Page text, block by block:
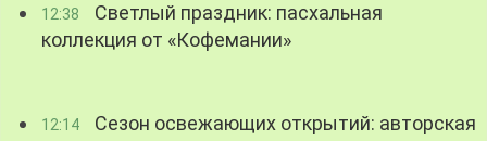
12:38
Светлый праздник: пасхальная
коллекция от «Кофемании»
12:14
Сезон освежающих открытий: авторская